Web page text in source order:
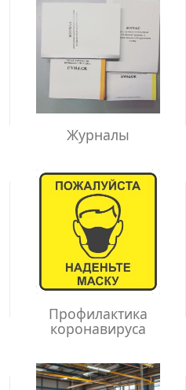
Журналы
Профилактика
коронавируса